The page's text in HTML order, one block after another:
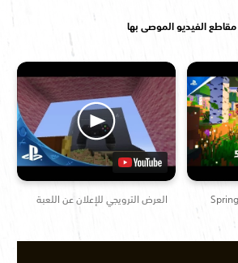
مقاطع الفيديو الموصى بها
العرض الترويجي للإعلان عن اللعبة